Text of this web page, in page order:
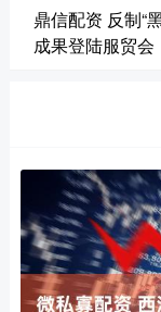
鼎信配资 反制“
成果登陆服贸会